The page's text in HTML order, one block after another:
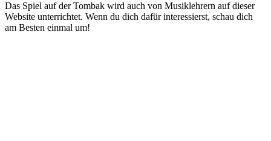
Das Spiel auf der Tombak wird auch von Musiklehrern auf dieser
Website unterrichtet. Wenn du dich dafür interessierst, schau dich
am Besten einmal um!